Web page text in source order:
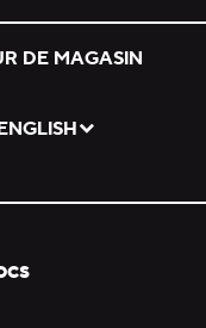
DE MAGASIN
une langue